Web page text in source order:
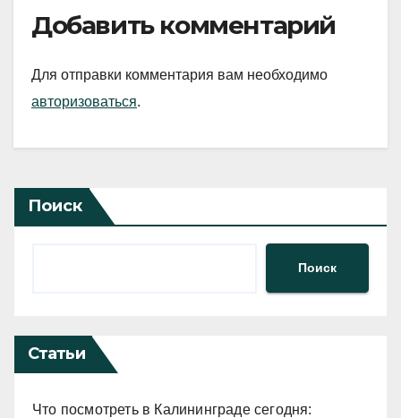
Добавить комментарий
Для отправки комментария вам необходимо
авторизоваться.
Поиск
Поиск
Статьи
Что посмотреть в Калининграде сегодня: